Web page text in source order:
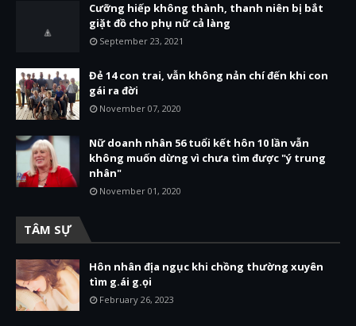
Cưỡng hiếp không thành, thanh niên bị bắt
giặt đồ cho phụ nữ cả làng
September 23, 2021
Đẻ 14 con trai, vẫn không nản chí đến khi con
gái ra đời
November 07, 2020
Nữ doanh nhân 56 tuổi kết hôn 10 lần vẫn
không muốn dừng vì chưa tìm được "ý trung
nhân"
November 01, 2020
TÂM SỰ
Hôn nhân địa ngục khi chồng thường xuyên
tìm g.ái g.ọi
February 26, 2023